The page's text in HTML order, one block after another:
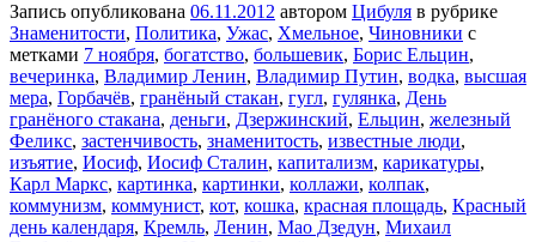
Запись опубликована 06.11.2012 автором Цибуля в рубрике
Знаменитости, Политика, Ужас, Хмельное, Чиновники с
метками 7 ноября, богатство, большевик, Борис Ельцин,
вечеринка, Владимир Ленин, Владимир Путин, водка, высшая
мера, Горбачёв, гранёный стакан, гугл, гулянка, День
гранёного стакана, деньги, Дзержинский, Ельцин, железный
Феликс, застенчивость, знаменитость, известные люди,
изъятие, Иосиф, Иосиф Сталин, капитализм, карикатуры,
Карл Маркс, картинка, картинки, коллажи, колпак,
коммунизм, коммунист, кот, кошка, красная площадь, Красный
день календаря, Кремль, Ленин, Мао Дзедун, Михаил